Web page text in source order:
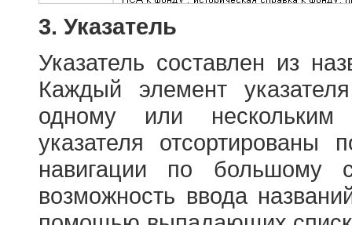
3. Указатель
Указатель составлен из
Каждый элемент
одному или
указателя отсортированы
навигации по большому
возможность ввода